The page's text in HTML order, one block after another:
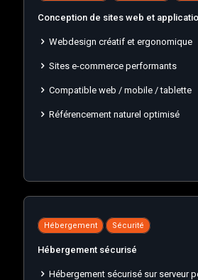
Conception de sites web et
Webdesign créatif et ergonomique
Sites e-commerce performants
Compatible web / mobile / tablette
Référencement naturel optimisé
Hébergement Sécurité
Hébergement sécurisé
Hébergement sécurisé sur serveur